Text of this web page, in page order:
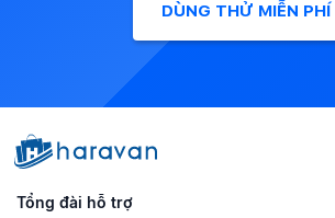
DÙNG THỬ MIỄN PHÍ
Tổng đài hỗ trợ